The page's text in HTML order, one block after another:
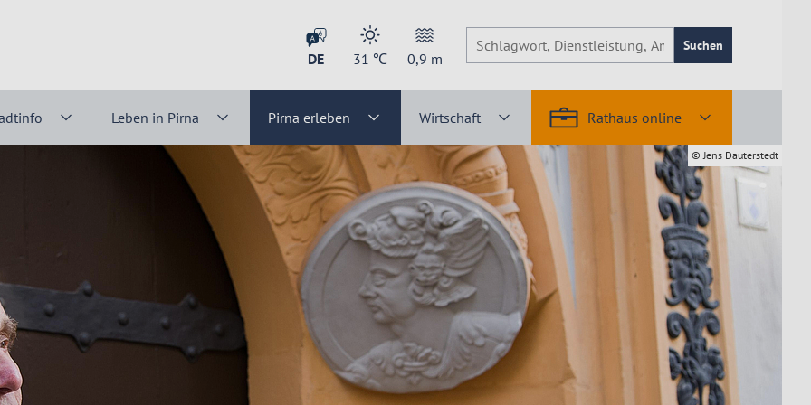
DE 31 ℃ 0,9 m
Suchen
Leben in Pirna Pirna erleben Wirtschaft Rathaus online
© Jens Dauterstedt